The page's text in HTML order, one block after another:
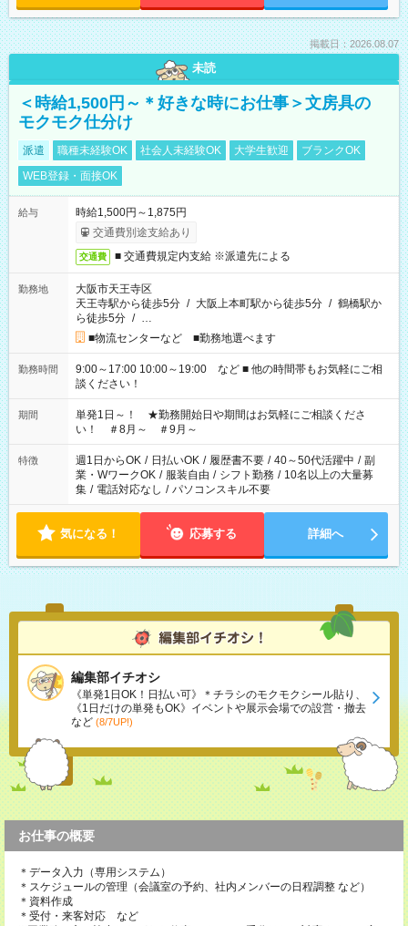
掲載日：2026.08.07
未読
＜時給1,500円～＊好きな時にお仕事＞文房具の
モクモク仕分け
派遣 職種未経験OK 社会人未経験OK 大学生歓迎
ブランクOK
WEB登録・面接OK
給与
時給1,500円～1,875円
交通費別途支給あり
交通費 ■ 交通費規定内支給 ※派遣先による
勤務地
大阪市天王寺区
天王寺駅から徒歩5分 / 大阪上本町駅から徒歩5分 / 鶴橋駅か
ら徒歩5分 / …
■物流センターなど ■勤務地選べます
勤務時間
9:00～17:00 10:00～19:00 など ■ 他の時間帯もお気軽にご相
談ください！
期間
単発1日～！ ★勤務開始日や期間はお気軽にご相談くださ
い！ ＃8月～ ＃9月～
特徴 週1日からOK / 日払いOK / 履歴書不要 / 40～50代活躍中 / 副
業・WワークOK / 服装自由 / シフト勤務 / 10名以上の大量募
集 / 電話対応なし / パソコンスキル不要
気になる！ 応募する 詳細へ
編集部イチオシ
《単発1日OK！日払い可》＊チラシのモクモクシール貼り、
《1日だけの単発もOK》イベントや展示会場での設営・撤去
など (8/7UP!)
お仕事の概要
＊データ入力（専用システム）
＊スケジュールの管理（会議室の予約、社内メンバーの日程調整 など）
＊資料作成
＊受付・来客対応 など